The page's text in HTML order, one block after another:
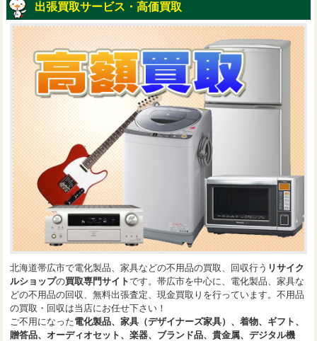
出張買取サービス・高価買取
北海道帯広市で電化製品、家具などの不用品の買取、回収行う リサイク
ルショップの買取専門サイトです。帯広市を中心に、電化製品、家具な
どの不用品の回収、無料出張査定、現金買取りを行っています。不用品
の買取・回収は当店にお任せ下さい！
ご不用になった電化製品、家具（デザイナーズ家具）、着物、ギフト、
贈答品、オーディオセット、楽器、ブランド品、貴金属、デジタル機